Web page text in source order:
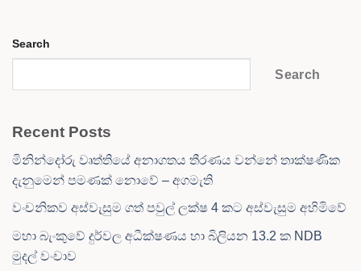
Search
Search
Recent Posts
මිනින්දෝරු වෘත්තියේ අනාගතය තීරණය වන්නේ තාක්ෂණික
දැනුමෙන් පමණක් නොවේ – අගමැති
වංචනිකව අස්වැසුම ගත් පවුල් ලක්ෂ 4 කට අස්වැසුම අහිමිවේ
මහා බැංකුවේ දුර්වල අධීක්ෂණය හා බිලියන 13.2 ක NDB
මුදල් වංචාව